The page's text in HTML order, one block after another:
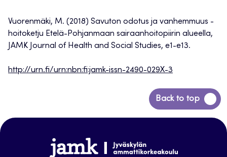
Vuorenmäki, M. (2018) Savuton odotus ja vanhemmuus -
hoitoketju Etelä-Pohjanmaan sairaanhoitopiirin alueella,
JAMK Journal of Health and Social Studies, e1-e13.
http://urn.fi/urn:nbn:fi:jamk-issn-2490-029X-3
Back to top
Back
to
www.jamk.fi